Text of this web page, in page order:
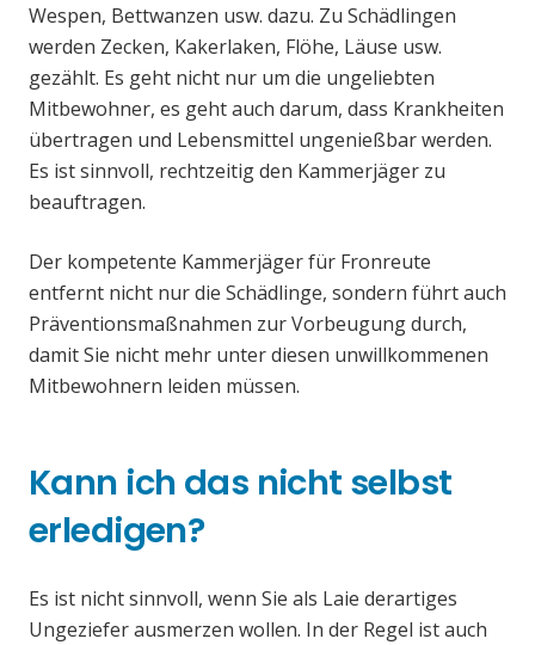
Wespen, Bettwanzen usw. dazu. Zu Schädlingen
werden Zecken, Kakerlaken, Flöhe, Läuse usw.
gezählt. Es geht nicht nur um die ungeliebten
Mitbewohner, es geht auch darum, dass Krankheiten
übertragen und Lebensmittel ungenießbar werden.
Es ist sinnvoll, rechtzeitig den Kammerjäger zu
beauftragen.
Der kompetente Kammerjäger für Fronreute
entfernt nicht nur die Schädlinge, sondern führt auch
Präventionsmaßnahmen zur Vorbeugung durch,
damit Sie nicht mehr unter diesen unwillkommenen
Mitbewohnern leiden müssen.
Kann ich das nicht selbst
erledigen?
Es ist nicht sinnvoll, wenn Sie als Laie derartiges
Ungeziefer ausmerzen wollen. In der Regel ist auch